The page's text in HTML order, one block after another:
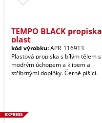
TEMPO BLACK propiska
plast
kód výrobku:APR_116913
Plastová propiska s bílým tělem s
modrým úchopem a klipem a
stříbrnými doplňky. Černě píšící.